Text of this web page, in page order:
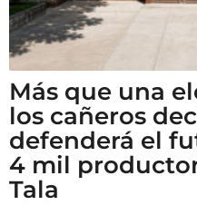
Más que una
los cañeros
defenderá el
4 mil
Tala